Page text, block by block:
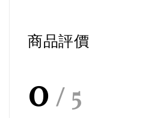
商品評價
0 / 5